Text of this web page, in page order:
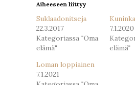
Aiheeseen liittyy
Suklaadonitseja
22.3.2017
Kategoriassa "Oma
elämä"
7.1.2020
elämä"
Loman loppiainen
7.1.2021